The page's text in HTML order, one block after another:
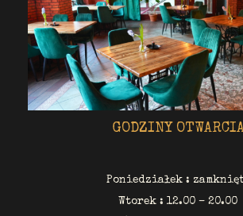
GODZINY
Poniedziałek :
Wtorek : 12.00 – 20.00